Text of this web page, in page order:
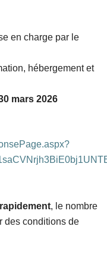
en charge par le
hébergement et
mars 2026
, le nombre
des conditions de